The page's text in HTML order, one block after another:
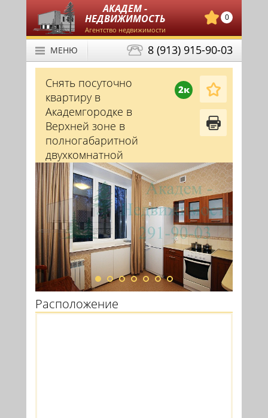
АКАДЕМ -
НЕДВИЖИМОСТЬ
Агентство недвижимости
0
8 (913) 915-90-03
МЕНЮ
2к
Снять посуточно
квартиру в
Академгородке в
Верхней зоне в
полногабаритной
двухкомнатной
Расположение